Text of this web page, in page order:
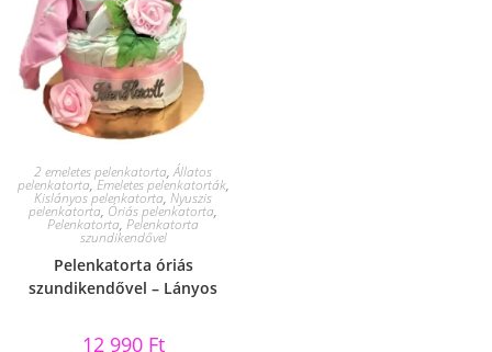
2 emeletes pelenkatorta,Állatos
pelenkatorta,Emeletes pelenkatorták,
Kislányos pelenkatorta, Nyuszis
pelenkatorta, Óriás pelenkatorta,
Pelenkatorta, Pelenkatorta
szundikendővel
Pelenkatorta óriás
szundikendővel – Lányos
12 990 Ft